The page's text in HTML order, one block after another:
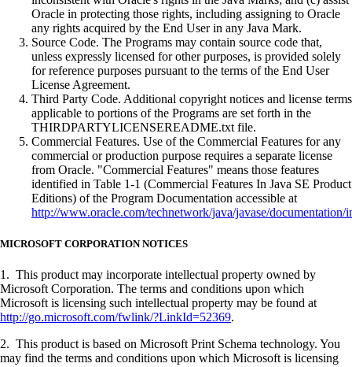
Oracle in protecting those rights, including assigning to Oracle
any rights acquired by the End User in any Java Mark.
Source Code. The Programs may contain source code that,
unless expressly licensed for other purposes, is provided solely
for reference purposes pursuant to the terms of the End User
License Agreement.
Third Party Code. Additional copyright notices and license terms
applicable to portions of the Programs are set forth in the
THIRDPARTYLICENSEREADME.txt file.
Commercial Features. Use of the Commercial Features for any
commercial or production purpose requires a separate license
from Oracle. "Commercial Features" means those features
identified in Table 1-1 (Commercial Features In Java SE Product
Editions) of the Program Documentation accessible at
http://www.oracle.com/technetwork/java/javase/documentation/
MICROSOFT CORPORATION NOTICES
1. This product may incorporate intellectual property owned by
Microsoft Corporation. The terms and conditions upon which
Microsoft is licensing such intellectual property may be found at
http://go.microsoft.com/fwlink/?LinkId=52369.
2. This product is based on Microsoft Print Schema technology. You
may find the terms and conditions upon which Microsoft is licensing